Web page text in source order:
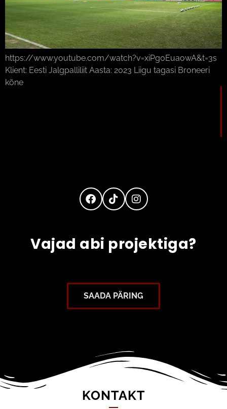
https://www.youtube.com/watch?v=xiPg0EuaowA&t=3s
Klient: Eesti Jalgpalliliit Aasta: 2023 Liigu tagasi Broneeri
kõne
Vajad abi projektiga?
SAADA PÄRING
KONTAKT